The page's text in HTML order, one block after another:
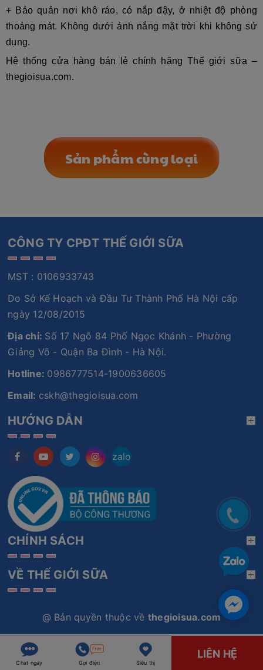
+ Bảo quản nơi khô ráo, có nắp đậy, ở nhiệt độ phòng
thoáng mát. Không dưới ánh nắng mặt trời khi không sử
dụng.
Hệ thống cửa hàng bán lẻ chính hãng Thế giới sữa –
thegioisua.com.
Sản phẩm cùng loại
Chat ngay Gọi điện Siêu thị
LIÊN HỆ
CÔNG TY CPĐT THẾ GIỚI SỮA
MST : 0106933743
Do Sở Kế Hoạch và Đầu Tư Thành Phố Hà Nội cấp
ngày 12/08/2015
Địa chỉ: Số 17 Ngõ 84 Phố Ngọc Khánh - Phường
Giảng Võ - Quận Ba Đình - Hà Nội.
Hotline: 0986777514-1900636605
Email: cskh@thegioisua.com
HƯỚNG DẪN
zalo
CHÍNH SÁCH
VỀ THẾ GIỚI SỮA
@ Bản quyền thuộc về thegioisua.com